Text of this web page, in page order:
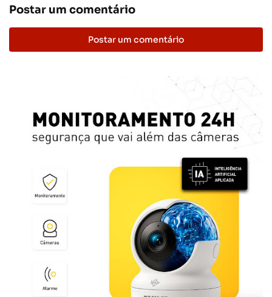
Postar um comentário
Postar um comentário